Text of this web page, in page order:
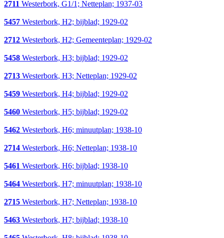
2711 Westerbork, G1/1; Netteplan; 1937-03
5457 Westerbork, H2; bijblad; 1929-02
2712 Westerbork, H2; Gemeenteplan; 1929-02
5458 Westerbork, H3; bijblad; 1929-02
2713 Westerbork, H3; Netteplan; 1929-02
5459 Westerbork, H4; bijblad; 1929-02
5460 Westerbork, H5; bijblad; 1929-02
5462 Westerbork, H6; minuutplan; 1938-10
2714 Westerbork, H6; Netteplan; 1938-10
5461 Westerbork, H6; bijblad; 1938-10
5464 Westerbork, H7; minuutplan; 1938-10
2715 Westerbork, H7; Netteplan; 1938-10
5463 Westerbork, H7; bijblad; 1938-10